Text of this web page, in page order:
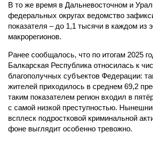
В то же время в Дальневосточном и
федеральных округах ведомство
показателя – до 1,1 тысячи в каждом из
макрорегионов.
Ранее сообщалось, что по итогам 2025
Балкарская Республика относилась к
благополучных субъектов Федерации:
жителей приходилось в среднем 69,2
таким показателем регион входил в
с самой низкой преступностью.
всплеск подростковой криминальной
фоне выглядит особенно тревожно.